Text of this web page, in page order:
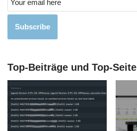
Subscribe
Top-Beiträge und Top-